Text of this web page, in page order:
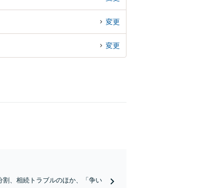
変更
変更
割、相続トラブルのほか、「争い